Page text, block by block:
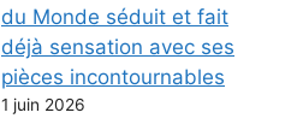
du Monde séduit et fait
déjà sensation avec ses
pièces incontournables
1 juin 2026